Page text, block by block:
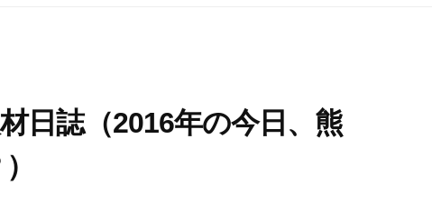
日誌（2016年の今日、熊